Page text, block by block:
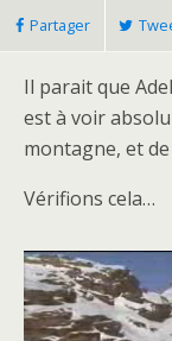
Partager
Il parait que
est à voir
montagne, et
Vérifions cela…